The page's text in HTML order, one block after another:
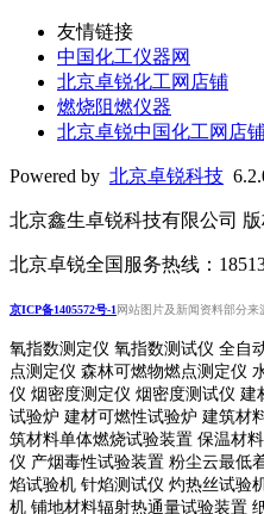
友情链接
中国化工仪器网
北京卓锐化工网店铺
燃烧阻燃仪器
北京卓锐中国化工网店
Powered by 北京卓锐科技
北京鑫生卓锐科技有限公司 版
北京卓锐全国服务热线：
京ICP备1405572号-1网站图片及新闻资料部分来
氧指数测定仪 氧指数测试仪 全自
点测定仪 森林可燃物燃点测定仪
仪 烟密度测定仪 烟密度测试仪
试验炉 建材可燃性试验炉 建筑材
筑材料单体燃烧试验装置 保温材
仪 产烟毒性试验装置 粉尘云最低
焰试验机 针焰测试仪 灼热丝试验
机 铺地材料辐射热通量试验装置